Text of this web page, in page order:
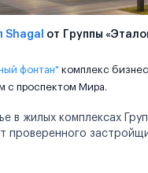
Shagal от Группы
фонтан" комплекс
с проспектом Мира.
в жилых комплексах
проверенного